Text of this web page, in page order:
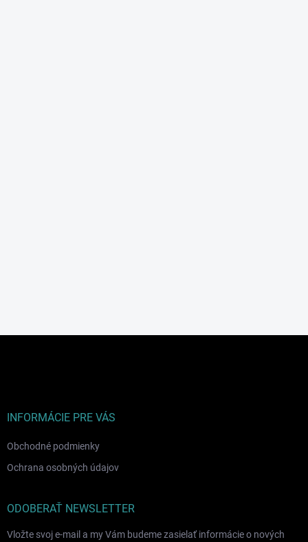
INFORMÁCIE PRE VÁS
Obchodné podmienky
Ochrana osobných údajov
ODOBERAŤ NEWSLETTER
Vložte svoj e-mail a my Vám budeme zasielať informácie o nových